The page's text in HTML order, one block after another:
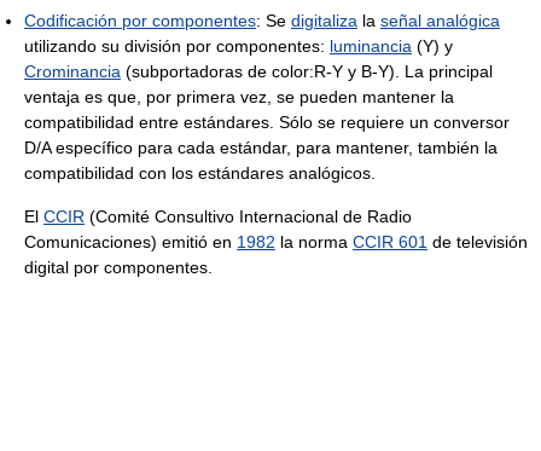
Codificación por componentes: Se digitaliza la señal analógica
utilizando su división por componentes: luminancia (Y) y
Crominancia (subportadoras de color:R-Y y B-Y). La principal
ventaja es que, por primera vez, se pueden mantener la
compatibilidad entre estándares. Sólo se requiere un conversor
D/A específico para cada estándar, para mantener, también la
compatibilidad con los estándares analógicos.
El CCIR (Comité Consultivo Internacional de Radio
Comunicaciones) emitió en 1982 la norma CCIR 601 de televisión
digital por componentes.